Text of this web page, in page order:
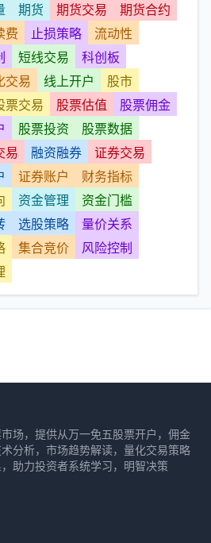
期货 期货交易
期货合约
费 止损策略
流动性
短线交易
科创板
交易 线上开户
股市
票交易 股票估值
股票佣金
股票投资
股票数据
易 融资融券
证券交易
证券账户
财务指标
资金管理
资金门槛
选股策略
量价关系
集合竞价
风险控制
场，提供从万一免五股票开户，佣金
分析，市场趋势解读，量化交易策略
助力投资者系统学习，明智决策